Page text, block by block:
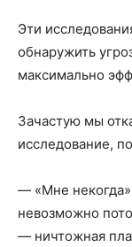
Эти
обнаружить
максимально
Зачастую мы
исследование,
— «Мне
невозможно
— ничтожная